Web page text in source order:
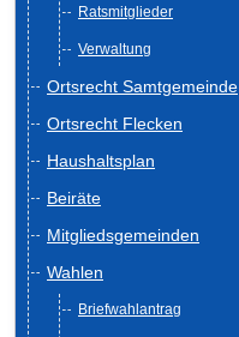
Ratsmitglieder
Verwaltung
Ortsrecht Samtgemeinde
Ortsrecht Flecken
Haushaltsplan
Beiräte
Mitgliedsgemeinden
Wahlen
Briefwahlantrag